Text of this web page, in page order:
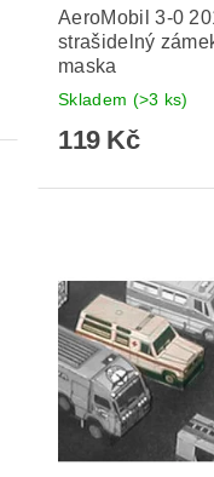
AeroMobil 3-0
strašidelný
maska
Skladem (>3 ks)
119 Kč